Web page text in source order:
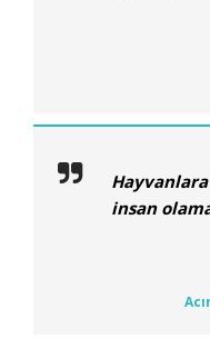
Hayvanlara
insan